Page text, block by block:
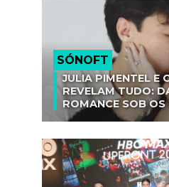
SÓNOFT
JULIA PIMENTEL E
REVELAM TUDO:
ROMANCE SOB